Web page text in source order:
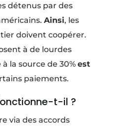
détenus par des
Ainsi, les
doivent coopérer.
à de lourdes
la source de 30%est
paiements.
t-il ?
via des accords